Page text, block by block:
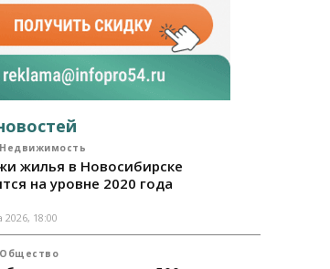
Недвижимость
жилья в Новосибирске
на уровне 2020 года
2026, 18:00
Общество